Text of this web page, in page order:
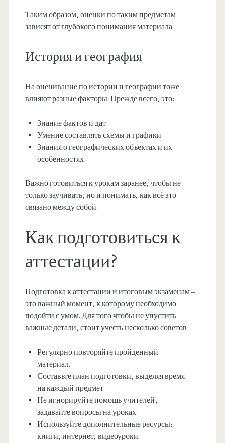
Таким образом, оценки по таким предметам
зависят от глубокого понимания материала.
История и география
На оценивание по истории и географии тоже
влияют разные факторы. Прежде всего, это:
Знание фактов и дат
Умение составлять схемы и графики
Знания о географических объектах и их
особенностях
Важно готовиться к урокам заранее, чтобы не
только заучивать, но и понимать, как всё это
связано между собой.
Как подготовиться к
аттестации?
Подготовка к аттестации и итоговым экзаменам –
это важный момент, к которому необходимо
подойти с умом. Для того чтобы не упустить
важные детали, стоит учесть несколько советов:
Регулярно повторяйте пройденный
материал.
Составьте план подготовки, выделяя время
на каждый предмет.
Не игнорируйте помощь учителей;
задавайте вопросы на уроках.
Используйте дополнительные ресурсы:
книги, интернет, видеоуроки.